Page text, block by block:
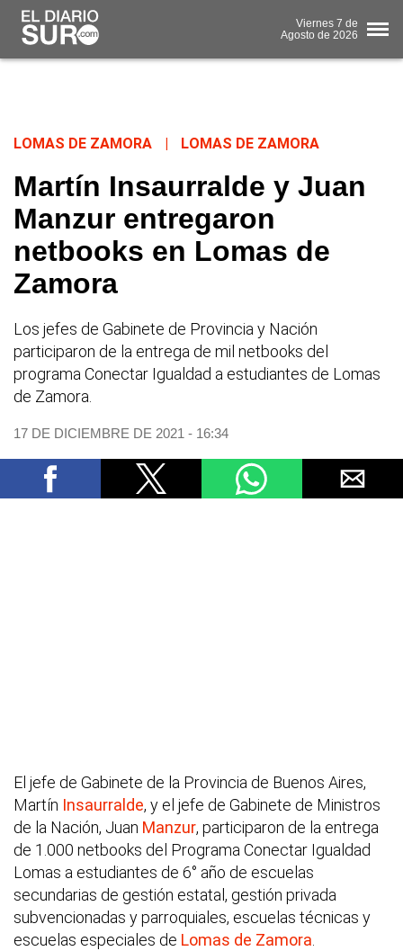
Viernes 7 de
Agosto de 2026
LOMAS DE ZAMORA LOMAS DE ZAMORA
Martín Insaurralde y Juan
Manzur entregaron
netbooks en Lomas de
Zamora
Los jefes de Gabinete de Provincia y Nación
participaron de la entrega de mil netbooks del
programa Conectar Igualdad a estudiantes de Lomas
de Zamora.
17 DE DICIEMBRE DE 2021 - 16:34
El jefe de Gabinete de la Provincia de Buenos Aires,
Martín Insaurralde, y el jefe de Gabinete de Ministros
de la Nación, Juan Manzur, participaron de la entrega
de 1.000 netbooks del Programa Conectar Igualdad
Lomas a estudiantes de 6° año de escuelas
secundarias de gestión estatal, gestión privada
subvencionadas y parroquiales, escuelas técnicas y
escuelas especiales de Lomas de Zamora.